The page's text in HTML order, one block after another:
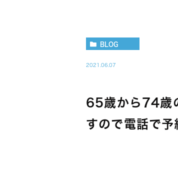
BLOG
2021.06.07
65歳から74歳
すので電話で予